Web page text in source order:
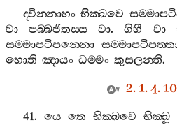
ද‍්වින‍්නාහං භික‍්ඛවෙ
වා
පබ‍්බජිතස‍්ස වා.ගිහී වා
සම‍්මාපටිපන‍්නො
හොති ඤායං ධම‍්මං කුසලන‍්ති.
2. 1. 4.
41. යෙ තෙ භික‍්ඛවෙ භික‍්ඛූ